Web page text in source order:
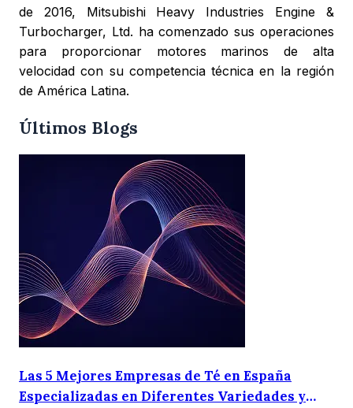
de 2016, Mitsubishi Heavy Industries Engine &
Turbocharger, Ltd. ha comenzado sus operaciones
para proporcionar motores marinos de alta
velocidad con su competencia técnica en la región
de América Latina.
Últimos Blogs
Las 5 Mejores Empresas de Té en España
Especializadas en Diferentes Variedades y